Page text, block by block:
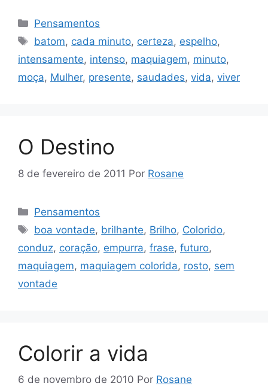
Categorias
Pensamentos
Tags
batom, cada minuto, certeza, espelho,
intensamente, intenso, maquiagem, minuto,
moça, Mulher, presente, saudades, vida, viver
O Destino
8 de fevereiro de 2011 Por Rosane
Categorias
Pensamentos
Tags
boa vontade, brilhante, Brilho, Colorido,
conduz, coração, empurra, frase, futuro,
maquiagem, maquiagem colorida, rosto, sem
vontade
Colorir a vida
6 de novembro de 2010 Por Rosane